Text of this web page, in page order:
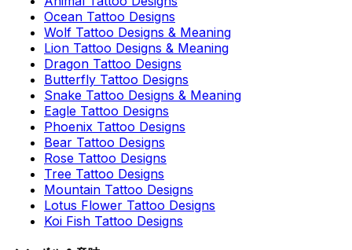
Ocean Tattoo Designs
Wolf Tattoo Designs & Meaning
Lion Tattoo Designs & Meaning
Dragon Tattoo Designs
Butterfly Tattoo Designs
Snake Tattoo Designs & Meaning
Eagle Tattoo Designs
Phoenix Tattoo Designs
Bear Tattoo Designs
Rose Tattoo Designs
Tree Tattoo Designs
Mountain Tattoo Designs
Lotus Flower Tattoo Designs
Koi Fish Tattoo Designs